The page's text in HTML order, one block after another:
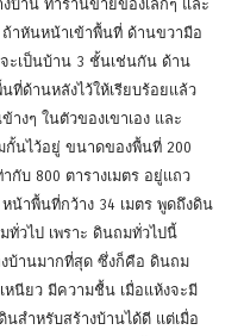
บ้าน ทำร้านขายของเล็กๆ และ
าหันหน้าเข้าพื้นที่ ด้านขวามือ
ะเป็นบ้าน 3 ชั้นเช่นกัน ด้าน
ที่ด้านหลังไว้ให้เรียบร้อยแล้ว
งๆ ในตัวของเขาเอง และ
นไว้อยู่ ขนาดของพื้นที่ 200
กับ 800 ตารางเมตร อยู่แถว
น้าพื้นที่กว้าง 34 เมตร พูดถึงดิน
วไป เพราะ ดินถมทั่วไปนี้
งบ้านมากที่สุด ซึ่งก็คือ ดินถม
นียว มีความชื้น เมื่อแห้งจะมี
สำหรับสร้างบ้านได้ดี แต่เมื่อ